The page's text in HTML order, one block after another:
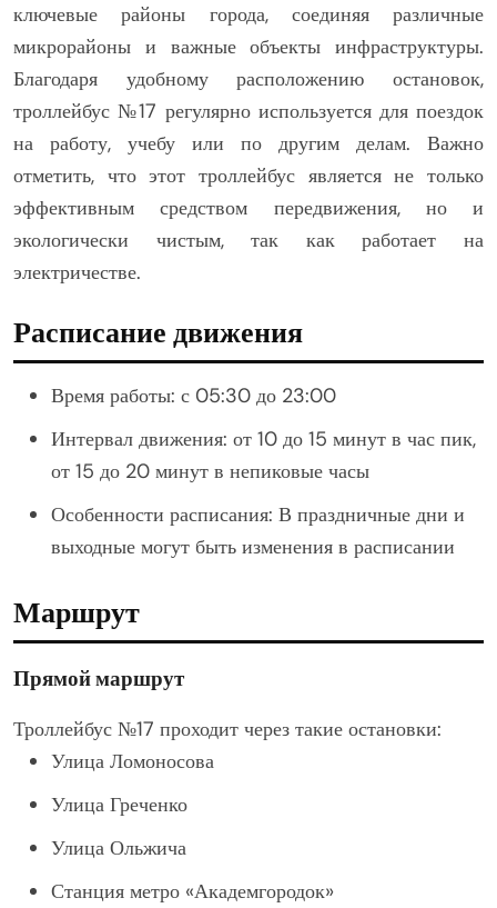
ключевые районы города, соединяя различные
микрорайоны и важные объекты инфраструктуры.
Благодаря удобному расположению остановок,
троллейбус №17 регулярно используется для поездок
на работу, учебу или по другим делам. Важно
отметить, что этот троллейбус является не только
эффективным средством передвижения, но и
экологически чистым, так как работает на
электричестве.
Расписание движения
Время работы: с 05:30 до 23:00
Интервал движения: от 10 до 15 минут в час пик,
от 15 до 20 минут в непиковые часы
Особенности расписания: В праздничные дни и
выходные могут быть изменения в расписании
Маршрут
Прямой маршрут
Троллейбус №17 проходит через такие остановки:
Улица Ломоносова
Улица Греченко
Улица Ольжича
Станция метро «Академгородок»